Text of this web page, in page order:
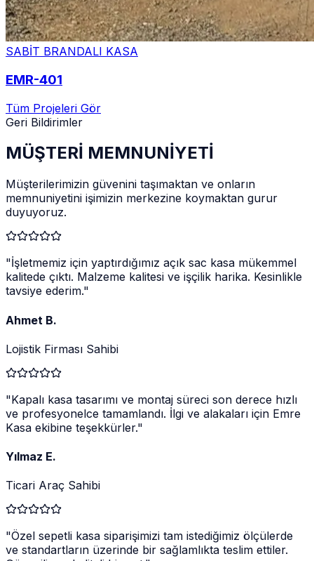
SABİT BRANDALI KASA
EMR-401
Tüm Projeleri Gör
Geri Bildirimler
MÜŞTERİ MEMNUNİYETİ
Müşterilerimizin güvenini taşımaktan ve onların
memnuniyetini işimizin merkezine koymaktan gurur
duyuyoruz.
"İşletmemiz için yaptırdığımız açık sac kasa mükemmel
kalitede çıktı. Malzeme kalitesi ve işçilik harika. Kesinlikle
tavsiye ederim."
Ahmet B.
Lojistik Firması Sahibi
"Kapalı kasa tasarımı ve montaj süreci son derece hızlı
ve profesyonelce tamamlandı. İlgi ve alakaları için Emre
Kasa ekibine teşekkürler."
Yılmaz E.
Ticari Araç Sahibi
"Özel sepetli kasa siparişimizi tam istediğimiz ölçülerde
ve standartların üzerinde bir sağlamlıkta teslim ettiler.